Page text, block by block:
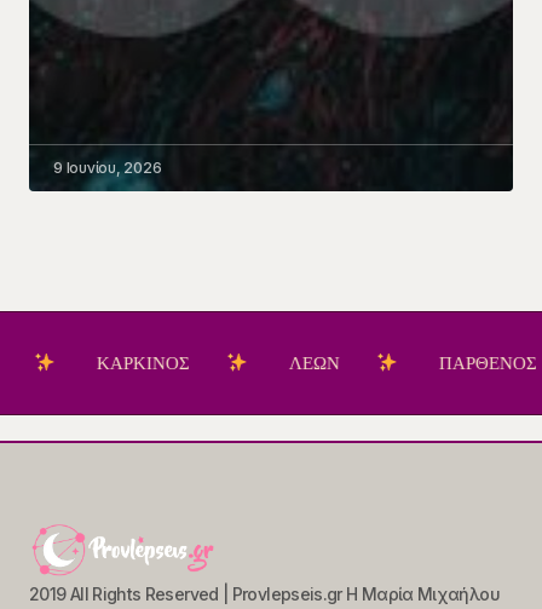
9 Ιουνίου, 2026
ΚΑΡΚΙΝΟΣ ΛΕΩΝ ΠΑΡΘΕΝΟΣ
2019 All Rights Reserved | Provlepseis.gr Η Μαρία Μιχαήλου